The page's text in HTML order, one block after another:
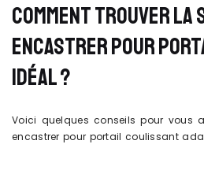
COMMENT TROUVER LA
ENCASTRER POUR
IDÉAL ?
Voici quelques conseils pour vous
encastrer pour portail coulissant